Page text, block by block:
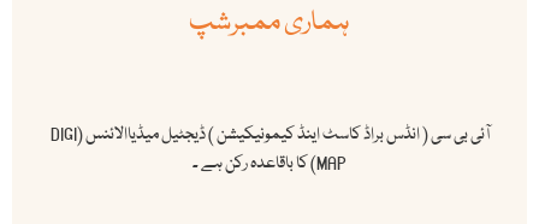
ہماری ممبرشپ
آئی بی سی ( انڈس براڈ کاسٹ اینڈ کیمونیکیشن ) ڈیجٹیل میڈیاالائنس (DIGI
MAP) کا باقاعدہ رکن ہے ۔